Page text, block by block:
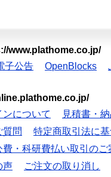
www.plathome.co.jp/
子公告 OpenBlocks
について
見積書・
質問
特定商取引法に
費・科研費払い取引のご
声 ご注文の取り消し